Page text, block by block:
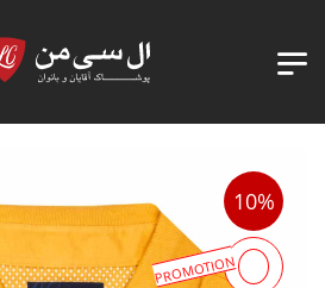
10%
PROMOTION